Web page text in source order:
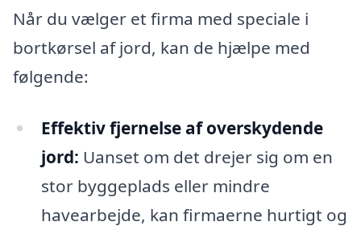
Når du vælger et firma med speciale i
bortkørsel af jord, kan de hjælpe med
følgende:
Effektiv fjernelse af overskydende
jord: Uanset om det drejer sig om en
stor byggeplads eller mindre
havearbejde, kan firmaerne hurtigt og